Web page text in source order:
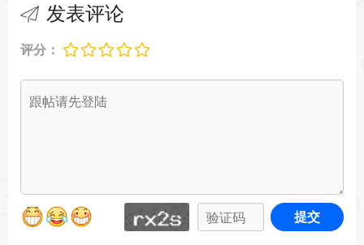
件的预测添加了一天。
- 当选择单张照片时，移除了无效的前进和后退控
件。
- 移除了在照片小部件中选择不支持的.mp4文件的
盖，使设置自定义照片为背景时文字更易读。
发表评论
评分：
提交